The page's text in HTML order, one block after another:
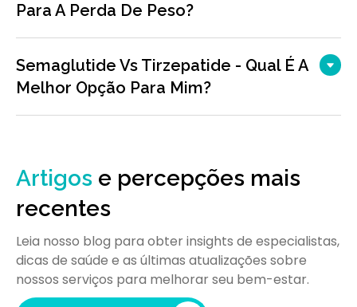
Para A Perda De Peso?
Semaglutide Vs Tirzepatide - Qual É A
Melhor Opção Para Mim?
Artigos e percepções mais
recentes
Leia nosso blog para obter insights de especialistas,
dicas de saúde e as últimas atualizações sobre
nossos serviços para melhorar seu bem-estar.